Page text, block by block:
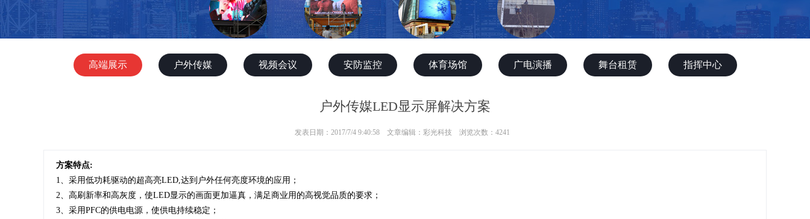
高端展示 户外传媒 视频会议 安防监控 体育场馆 广电演播 舞台租赁 指挥中心
户外传媒LED显示屏解决方案
发表日期：2017/7/4 9:40:58 文章编辑：彩光科技 浏览次数：4241
方案特点:
1、采用低功耗驱动的超高亮LED,达到户外任何亮度环境的应用；
2、高刷新率和高灰度，使LED显示的画面更加逼真，满足商业用的高视觉品质的要求；
3、采用PFC的供电电源，使供电持续稳定；